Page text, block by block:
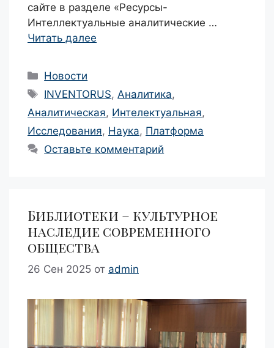
сайте в разделе «Ресурсы-
Интеллектуальные аналитические …
Читать далее
Рубрики
Новости
Метки
INVENTORUS, Аналитика,
Аналитическая, Интелектуальная,
Исследования, Наука, Платформа
Оставьте комментарий
Библиотеки – культурное
наследие современного
общества
26 Сен 2025 от admin